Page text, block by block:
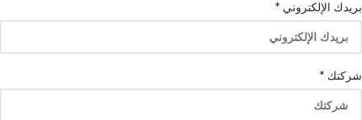
بريدك الإلكتروني *
شركتك *